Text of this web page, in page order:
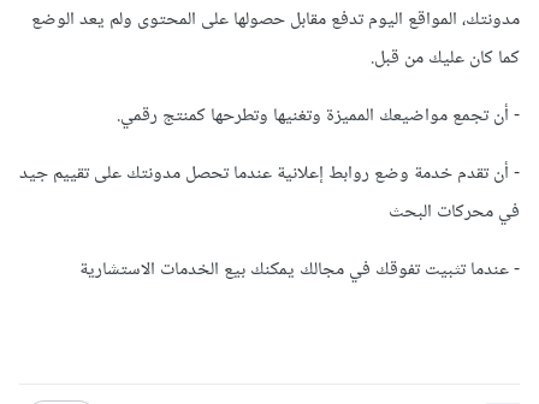
مدونتك، المواقع اليوم تدفع مقابل حصولها على المحتوى ولم يعد الوضع
كما كان عليك من قبل.
- أن تجمع مواضيعك المميزة وتغنيها وتطرحها كمنتج رقمي.
- أن تقدم خدمة وضع روابط إعلانية عندما تحصل مدونتك على تقييم جيد
في محركات البحث
- عندما تثبيت تفوقك في مجالك يمكنك بيع الخدمات الاستشارية